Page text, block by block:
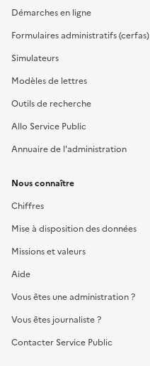
Démarches en ligne
Formulaires administratifs (cerfas)
Simulateurs
Modèles de lettres
Outils de recherche
Allo Service Public
Annuaire de l'administration
Nous connaître
Chiffres
Mise à disposition des données
Missions et valeurs
Aide
Vous êtes une administration ?
Vous êtes journaliste ?
Contacter Service Public